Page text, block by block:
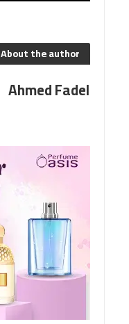
About the author
Ahmed Fadel